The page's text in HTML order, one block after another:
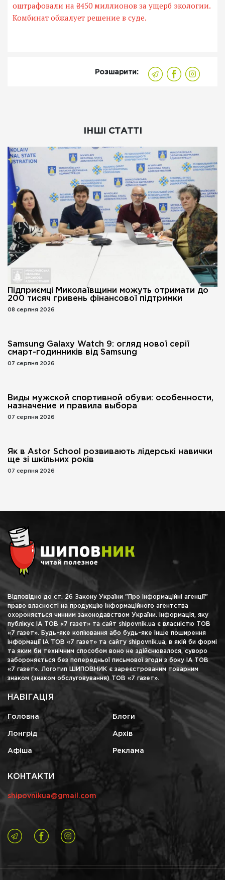
оштрафовали на ₴450 миллионов за ущерб экологии.
Комбинат обжалует решение в суде.
Розшарити:
ІНШІ СТАТТІ
Підприємці Миколаївщини можуть отримати до
200 тисяч гривень фінансової підтримки
08 серпня 2026
Samsung Galaxy Watch 9: огляд нової серії
смарт-годинників від Samsung
07 серпня 2026
Виды мужской спортивной обуви: особенности,
назначение и правила выбора
07 серпня 2026
Як в Astor School розвивають лідерські навички
ще зі шкільних років
07 серпня 2026
Відповідно до ст. 26 Закону України "Про інформаційні агенції"
право власності на продукцію інформаційного агентства
охороняється чинним законодавством України. Інформація, яку
публікує ІА ТОВ «7 газет» та сайт shipovnik.ua є власністю ТОВ
«7 газет». Будь-яке копіювання або будь-яке інше поширення
інформації ІА ТОВ «7 газет» та сайту shipovnik.ua, в якій би формі
та яким би технічним способом воно не здійснювалося, суворо
забороняється без попередньої письмової згоди з боку ІА ТОВ
«7 газет». Логотип ШИПОВНИК є зареєстрованим товарним
знаком (знаком обслуговування) ТОВ «7 газет».
НАВІГАЦІЯ
Головна Блоги
Лонгрід Архів
Афіша Реклама
КОНТАКТИ
shipovnikua@gmail.com